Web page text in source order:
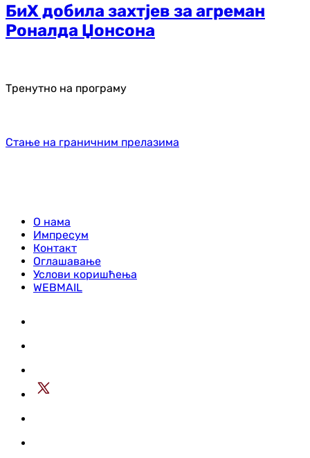
БиХ добила захтјев за агреман
Роналда Џонсона
Тренутно на програму
Стање на граничним прелазима
О нама
Импресум
Контакт
Оглашавање
Услови коришћења
WEBMAIL